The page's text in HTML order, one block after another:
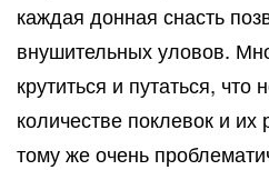
каждая донная снасть
внушительных уловов.
крутиться и путаться, что
количестве поклевок и их
тому же очень